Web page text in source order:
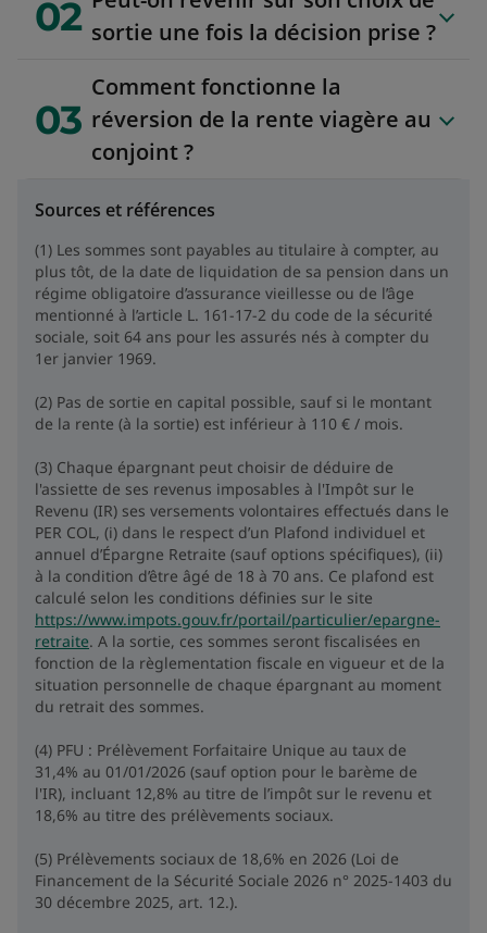
02 sortie une fois la décision prise ?
03
Comment fonctionne la
réversion de la rente viagère au
conjoint ?
Sources et références
(1) Les sommes sont payables au titulaire à compter, au
plus tôt, de la date de liquidation de sa pension dans un
régime obligatoire d’assurance vieillesse ou de l’âge
mentionné à l’article L. 161-17-2 du code de la sécurité
sociale, soit 64 ans pour les assurés nés à compter du
1er janvier 1969.
(2) Pas de sortie en capital possible, sauf si le montant
de la rente (à la sortie) est inférieur à 110 € / mois.
(3) Chaque épargnant peut choisir de déduire de
l'assiette de ses revenus imposables à l'Impôt sur le
Revenu (IR) ses versements volontaires effectués dans le
PER COL, (i) dans le respect d’un Plafond individuel et
annuel d’Épargne Retraite (sauf options spécifiques), (ii)
à la condition d’être âgé de 18 à 70 ans. Ce plafond est
calculé selon les conditions définies sur le site
https://www.impots.gouv.fr/portail/particulier/epargne-
retraite. A la sortie, ces sommes seront fiscalisées en
fonction de la règlementation fiscale en vigueur et de la
situation personnelle de chaque épargnant au moment
du retrait des sommes.
(4) PFU : Prélèvement Forfaitaire Unique au taux de
31,4% au 01/01/2026 (sauf option pour le barème de
l'IR), incluant 12,8% au titre de l’impôt sur le revenu et
18,6% au titre des prélèvements sociaux.
(5) Prélèvements sociaux de 18,6% en 2026 (Loi de
Financement de la Sécurité Sociale 2026 n° 2025-1403 du
30 décembre 2025, art. 12.).